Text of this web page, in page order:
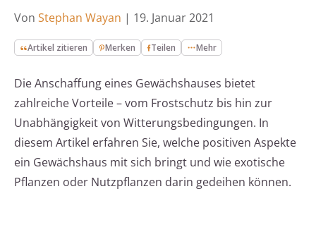
Von Stephan Wayan | 19. Januar 2021
Artikel zitieren Merken Teilen Mehr
Die Anschaffung eines Gewächshauses bietet
zahlreiche Vorteile – vom Frostschutz bis hin zur
Unabhängigkeit von Witterungsbedingungen. In
diesem Artikel erfahren Sie, welche positiven Aspekte
ein Gewächshaus mit sich bringt und wie exotische
Pflanzen oder Nutzpflanzen darin gedeihen können.